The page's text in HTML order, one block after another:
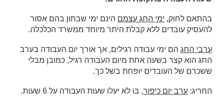
בהתאם לחוק, ימי החג עצמם הינם ימי שבתון בהם אסור
להעסיק עובדים ללא קבלת היתר מיוחד ממשרד הכלכלה.
ערבי החג הם ימי עבודה רגילים, אך אורך יום העבודה בערב
החג הוא קצר בשעה אחת מיום העבודה רגיל, כמובן מבלי
ששכרם של העובדים יופחת בשל כך.
החריג: ערב יום כיפור, בו לא יעלו שעות העבודה על 6 שעות.